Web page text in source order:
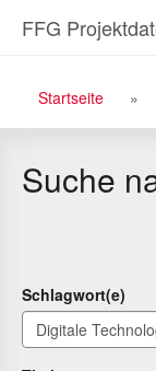
den
InhaltFFG
Startseite
Suche
Schlagwort(e)